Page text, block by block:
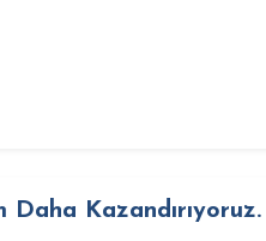
Daha Kazandırıyoruz.